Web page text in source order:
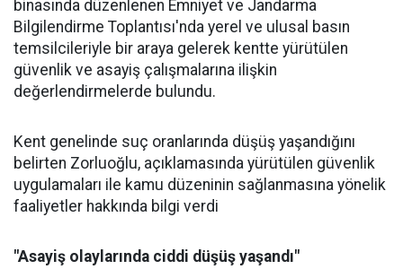
binasında düzenlenen Emniyet ve Jandarma
Bilgilendirme Toplantısı'nda yerel ve ulusal basın
temsilcileriyle bir araya gelerek kentte yürütülen
güvenlik ve asayiş çalışmalarına ilişkin
değerlendirmelerde bulundu.
Kent genelinde suç oranlarında düşüş yaşandığını
belirten Zorluoğlu, açıklamasında yürütülen güvenlik
uygulamaları ile kamu düzeninin sağlanmasına yönelik
faaliyetler hakkında bilgi verdi
"Asayiş olaylarında ciddi düşüş yaşandı"